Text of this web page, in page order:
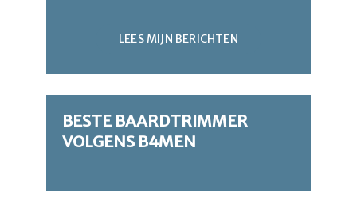
LEES MIJN BERICHTEN
BESTE BAARDTRIMMER
VOLGENS B4MEN